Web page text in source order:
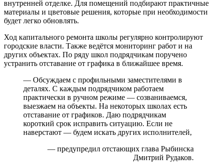
внутренней отделке. Для помещений подбирают практичные
материалы и цветовые решения, которые при необходимости
будет легко обновлять.
Ход капитального ремонта школы регулярно контролируют
городские власти. Также ведётся мониторинг работ и на
других объектах. По ряду школ подрядчикам поручено
устранить отставание от графика в ближайшее время.
— Обсуждаем с профильными заместителями в
деталях. С каждым подрядчиком работаем
практически в ручном режиме — созваниваемся,
выезжаем на объекты. На некоторых школах есть
отставание от графиков. Даю подрядчикам
короткий срок исправить ситуацию. Если не
наверстают — будем искать других исполнителей,
— предупредил отстающих глава Рыбинска
Дмитрий Рудаков.